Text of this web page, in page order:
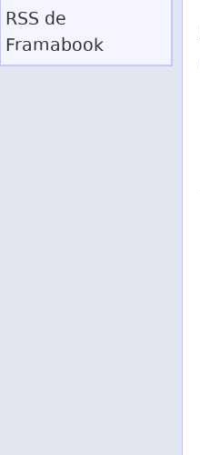
RSS de
Framabook